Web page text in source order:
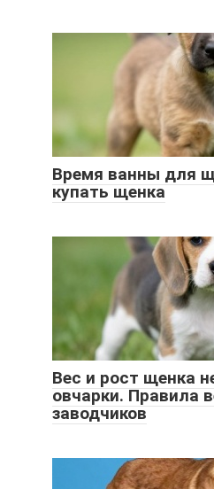
Время ванны для
купать щенка
Вес и рост щенка
овчарки. Правила
заводчиков